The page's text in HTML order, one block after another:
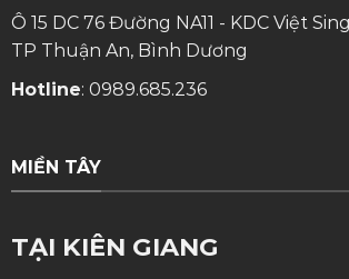
Ô 15 DC 76 Đường NA11 - KDC Việt
TP Thuận An, Bình Dương
Hotline: 0989.685.236
MIỀN TÂY
TẠI KIÊN GIANG